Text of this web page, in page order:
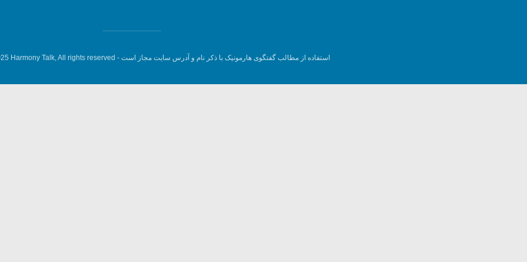
استفاده از مطالب گفتگوی هارمونیک با ذکر نام و آدرس سایت مجاز است - Harmony Talk, All rights reserved.